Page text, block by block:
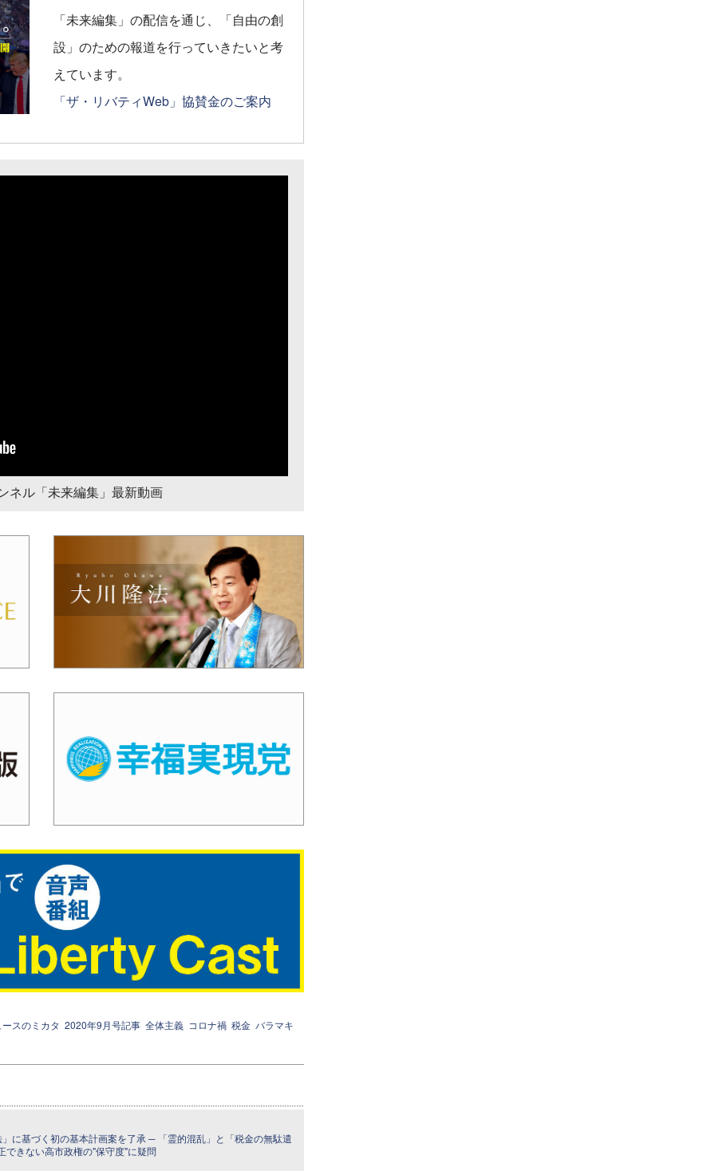
「未来編集」の配信を通じ、「自由の創
設」のための報道を行っていきたいと考
えています。
「ザ・リバティWeb」協賛金のご案内
ネル「未来編集」最新動画
スのミカタ 2020年9月号記事 全体主義 コロナ禍 税金 バラマキ
に基づく初の基本計画案を了承 ─ 「霊的混乱」と「税金の無駄遣
できない高市政権の"保守度"に疑問